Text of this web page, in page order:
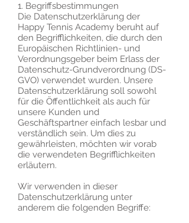
1. Begriffsbestimmungen
Die Datenschutzerklärung der
Happy Tennis Academy beruht auf
den Begrifflichkeiten, die durch den
Europäischen Richtlinien- und
Verordnungsgeber beim Erlass der
Datenschutz-Grundverordnung (DS-
GVO) verwendet wurden. Unsere
Datenschutzerklärung soll sowohl
für die Öffentlichkeit als auch für
unsere Kunden und
Geschäftspartner einfach lesbar und
verständlich sein. Um dies zu
gewährleisten, möchten wir vorab
die verwendeten Begrifflichkeiten
erläutern.
Wir verwenden in dieser
Datenschutzerklärung unter
anderem die folgenden Begriffe: